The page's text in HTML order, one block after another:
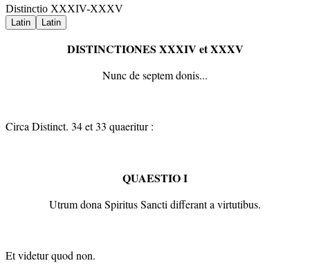
Distinctio XXXIV-XXXV
Latin Latin
DISTINCTIONES XXXIV et XXXV
Nunc de septem donis...
Circa Distinct. 34 et 33 quaeritur :
QUAESTIO I
Utrum dona Spiritus Sancti differant a virtutibus.
Et videtur quod non.